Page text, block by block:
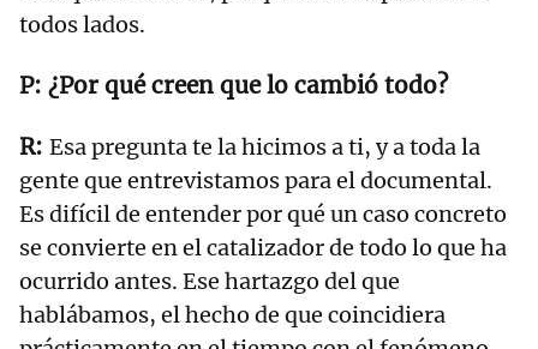
todos lados.
¿Por qué creen que lo cambió todo?
Esa pregunta te la hicimos a ti, y a toda la
gente que entrevistamos para el documental.
Es difícil de entender por qué un caso concreto
se convierte en el catalizador de todo lo que ha
ocurrido antes. Ese hartazgo del que
hablábamos, el hecho de que coincidiera